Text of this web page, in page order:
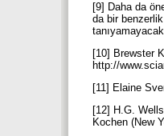
[9] Daha da
da bir
[10] Brewster
http://
[11] Elaine
[12] H.G.
Kochen (New